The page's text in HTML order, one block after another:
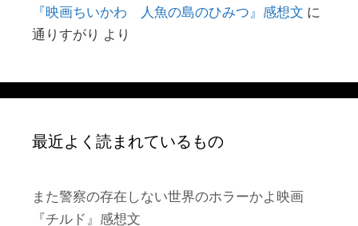
『映画ちいかわ 人魚の島のひみつ』感想文 に
通りすがり より
最近よく読まれているもの
また警察の存在しない世界のホラーかよ映画
『チルド』感想文